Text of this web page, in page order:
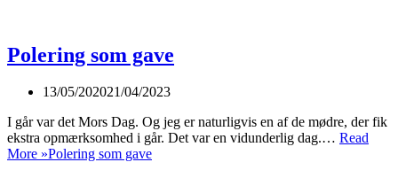
Polering som gave
13/05/202021/04/2023
I går var det Mors Dag. Og jeg er naturligvis en af de mødre, der fik
ekstra opmærksomhed i går. Det var en vidunderlig dag.… Read
More »Polering som gave